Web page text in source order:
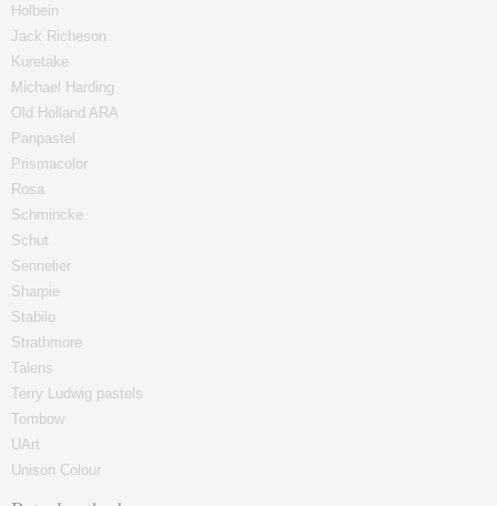
Holbein
Jack Richeson
Kuretake
Michael Harding
Old Holland ARA
Panpastel
Prismacolor
Rosa
Schmincke
Schut
Sennelier
Sharpie
Stabilo
Strathmore
Talens
Terry Ludwig pastels
Tombow
UArt
Unison Colour